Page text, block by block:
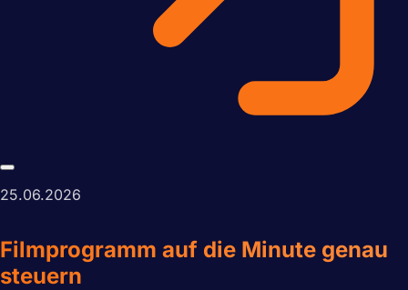
25.06.2026
Filmprogramm auf die Minute genau
steuern